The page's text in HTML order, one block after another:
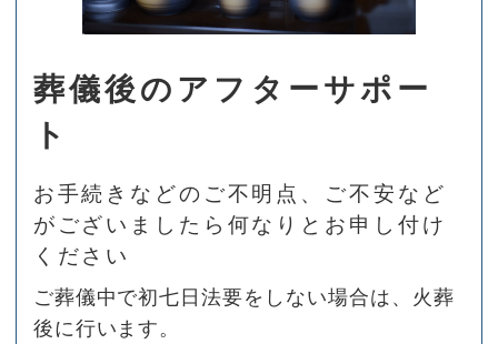
葬儀後のアフターサポー
ト
お手続きなどのご不明点、ご不安など
がございましたら 何なりとお申し付け
ください
ご葬儀中で初七日法要をしない場合は、火葬
後に行います。